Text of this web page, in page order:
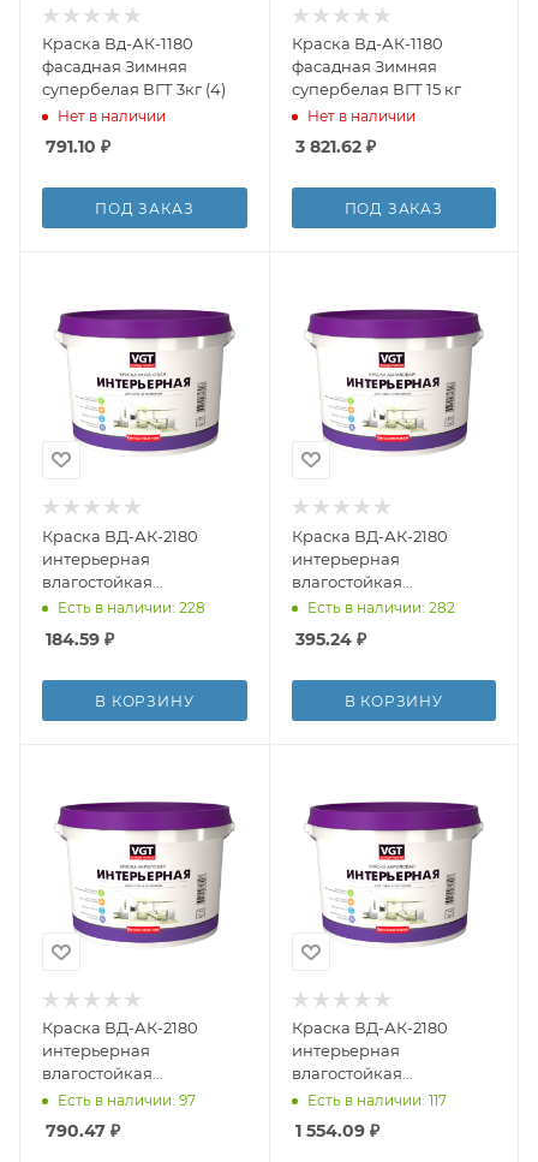
Краска Вд-АК-1180
фасадная Зимняя
супербелая ВГТ 3кг (4)
Нет в наличии
791.10 ₽
ПОД ЗАКАЗ
Краска Вд-АК-1180
фасадная Зимняя
супербелая ВГТ 15 кг
Нет в наличии
3 821.62₽
ПОД ЗАКАЗ
Краска ВД-АК-2180
интерьерная
влагостойкая
белоснежная ВГТ 1,5кг
Есть в наличии: 228
184.59 ₽
В КОРЗИНУ
Краска ВД-АК-2180
интерьерная
влагостойкая
белоснежная ВГТ 3кг
Есть в наличии: 282
395.24₽
В КОРЗИНУ
Краска ВД-АК-2180
интерьерная
влагостойкая
белоснежная ВГТ 7кг
Есть в наличии: 97
790.47 ₽
Краска ВД-АК-2180
интерьерная
влагостойкая
белоснежная ВГТ 15кг
Есть в наличии: 117
1 554.09₽